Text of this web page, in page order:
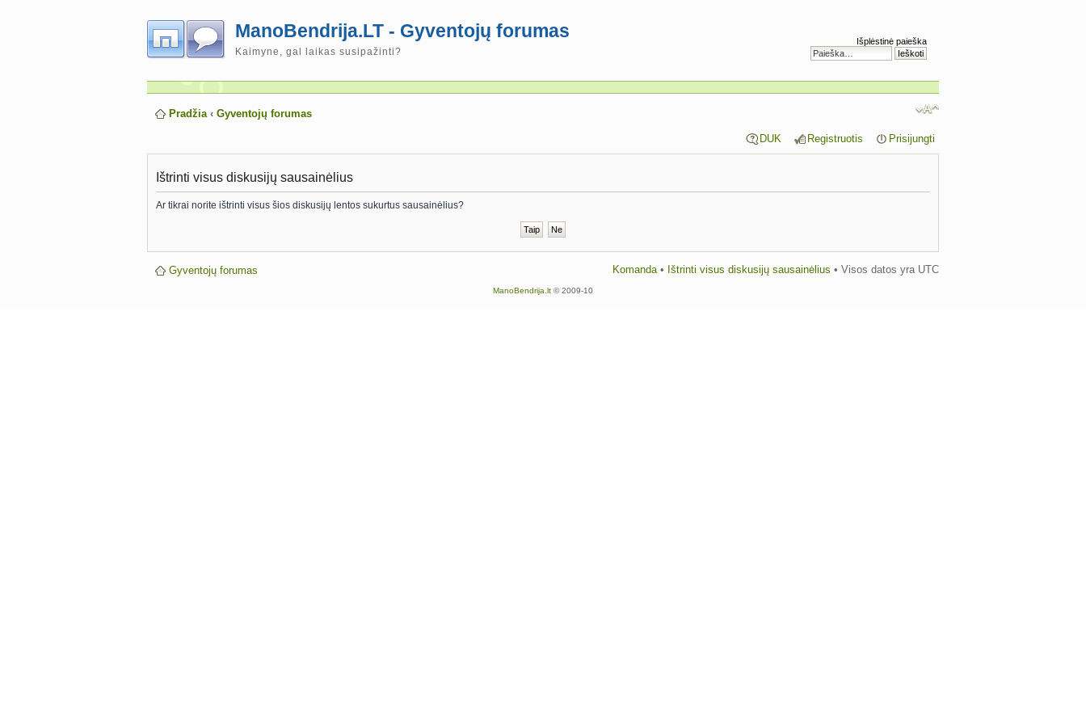
ManoBendrija.LT - Gyventojų forumas
Kaimyne, gal laikas susipažinti?
Išplėstinė paieška
Pradžia ‹ Gyventojų forumas
DUK Registruotis Prisijungti
Ištrinti visus diskusijų sausainėlius
Ar tikrai norite ištrinti visus šios diskusijų lentos sukurtus sausainėlius?
Gyventojų forumas Komanda• Ištrinti visus diskusijų sausainėlius • Visos datos yra UTC
ManoBendrija.lt © 2009-10